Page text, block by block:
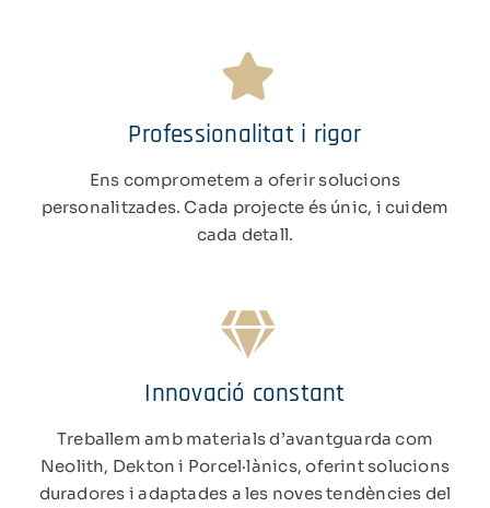
Professionalitat i rigor
Ens comprometem a oferir solucions
personalitzades. Cada projecte és únic, i cuidem
cada detall.
Innovació constant
Treballem amb materials d’avantguarda com
Neolith, Dekton i Porcel·lànics, oferint solucions
duradores i adaptades a les noves tendències del